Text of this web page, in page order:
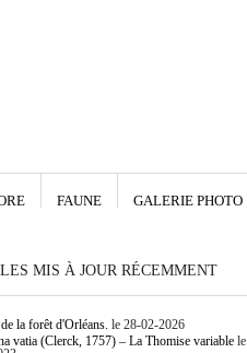
FAUNE GALERIE PHOTO
MIS À JOUR RÉCEMMENT
la forêt d'Orléans. le 28-02-2026
vatia (Clerck, 1757) – La Thomise variablele